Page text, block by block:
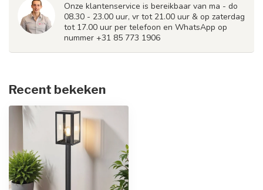
Onze klantenservice is bereikbaar van ma - do
08.30 - 23.00 uur, vr tot 21.00 uur & op zaterdag
tot 17.00 uur per telefoon en WhatsApp op
nummer +31 85 773 1906
Recent bekeken